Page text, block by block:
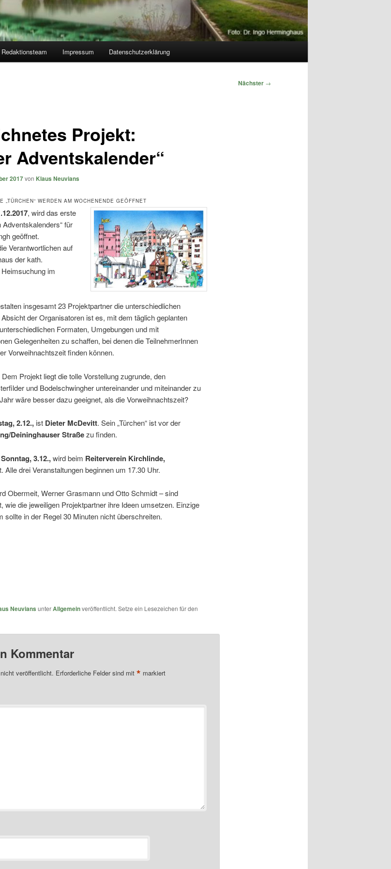
Redaktionsteam Impressum Datenschutzerklärung
Nächster →
Projekt:
Adventskalender“
2017von Klaus Neuvians
„TÜRCHEN“ WERDEN AM WOCHENENDE GEÖFFNET
, wird das erste
Adventskalenders“ für
geöffnet.
Verantwortlichen auf
der kath.
im
insgesamt 23 Projektpartner die unterschiedlichen
der Organisatoren ist es, mit dem täglich geplanten
Formaten, Umgebungen und mit
Gelegenheiten zu schaffen, bei denen die TeilnehmerInnen
Vorweihnachtszeit finden können.
Projekt liegt die tolle Vorstellung zugrunde, den
und Bodelschwingher untereinander und miteinander zu
wäre besser dazu geeignet, als die Vorweihnachtszeit?
2.12.,ist Dieter McDevitt. Sein „Türchen“ ist vor der
Deininghauser Straßezu finden.
Sonntag, 3.12.,wird beim Reiterverein Kirchlinde,
Alle drei Veranstaltungen beginnen um 17.30 Uhr.
Obermeit, Werner Grasmann und Otto Schmidt – sind
wie die jeweiligen Projektpartner ihre Ideen umsetzen. Einzige
sollte in der Regel 30 Minuten nicht überschreiten.
Neuvians unterAllgemeinveröffentlicht. Setze ein Lesezeichen für den
Kommentar
veröffentlicht. Erforderliche Felder sind mit * markiert